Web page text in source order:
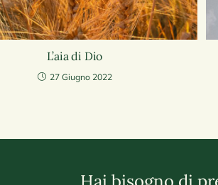
L’aia di Dio
27 Giugno 2022